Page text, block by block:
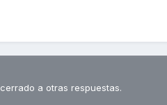
a otras respuestas.